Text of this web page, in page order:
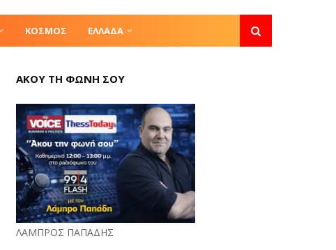
ΚΟΣΜΟΣ ΕΛΛΑΔΑ
ΑΚΟΥ ΤΗ ΦΩΝΗ ΣΟΥ
ΛΑΜΠΡΟΣ ΠΑΠΑΔΗΣ